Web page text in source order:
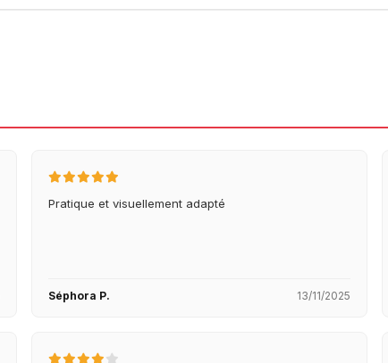
Pratique et visuellement adapté
Séphora P. 13/11/2025